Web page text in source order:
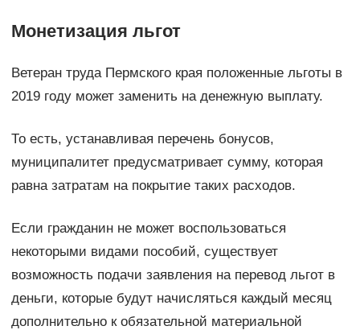
Монетизация льгот
Ветеран труда Пермского края положенные льготы в
2019 году может заменить на денежную выплату.
То есть, устанавливая перечень бонусов,
муниципалитет предусматривает сумму, которая
равна затратам на покрытие таких расходов.
Если гражданин не может воспользоваться
некоторыми видами пособий, существует
возможность подачи заявления на перевод льгот в
деньги, которые будут начисляться каждый месяц
дополнительно к обязательной материальной